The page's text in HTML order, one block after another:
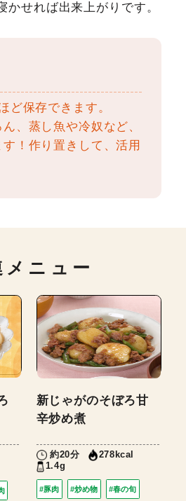
かせれば出来上がりです。
ど保存できます。
、蒸し魚や冷奴など、
！作り置きして、活用
メニュー
新じゃがのそぼろ甘
辛炒め煮
約20分
278kcal
1.4g
#豚肉 #炒め物 #春の旬